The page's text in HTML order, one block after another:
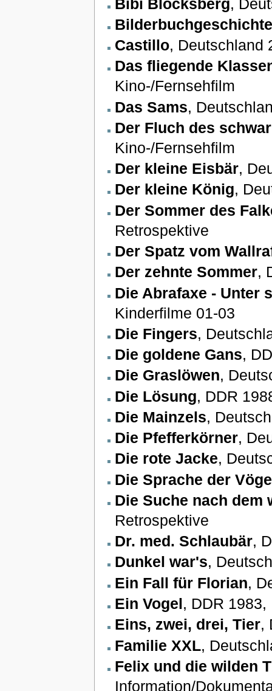
Bibi Blocksberg,
Castillo, Deutschland
Das fliegende
Kino-/Fernsehfilm
Das Sams,
Der Fluch des
Kino-/Fernsehfilm
Der kleine Eisbär,
Der kleine König,
Der Sommer des
Retrospektive
Der Spatz vom
Der zehnte Sommer,
Die Abrafaxe - Unter
Kinderfilme 01-03
Die Fingers,
Die goldene Gans,
Die Graslöwen,
Die Lösung, DDR
Die Mainzels,
Die Pfefferkörner,
Die rote Jacke,
Die Sprache der
Die Suche nach dem
Retrospektive
Dr. med. Schlaubär,
Dunkel war's,
Ein Fall für Florian,
Ein Vogel, DDR
Eins, zwei, drei, Tier,
Familie XXL,
Felix und die wilden
Information/